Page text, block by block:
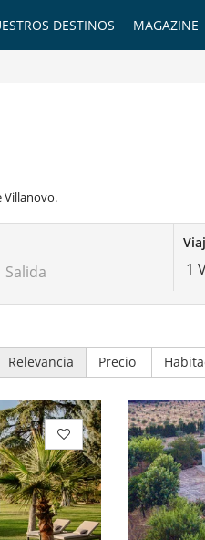
MAGAZINE
DESTINOS
Villanovo.
1
Relevancia Precio